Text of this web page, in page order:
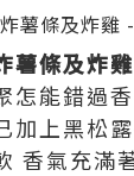
薯條及炸雞
怎能錯過
加上黑松
香氣充滿